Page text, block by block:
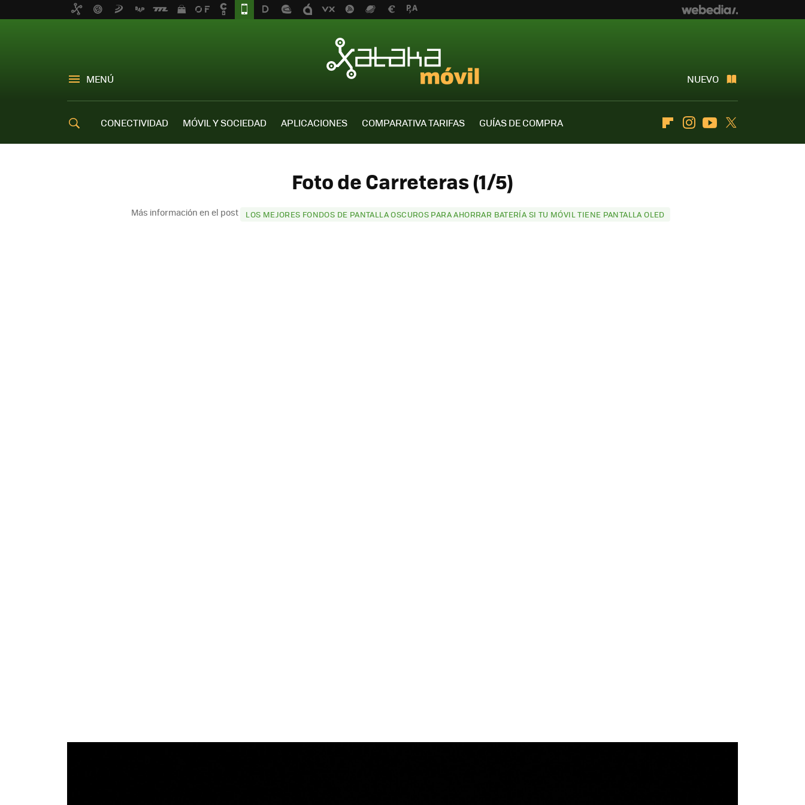
MENÚ NUEVO
CONECTIVIDAD MÓVIL Y SOCIEDAD APLICACIONES COMPARATIVA TARIFAS
GUÍAS DE COMPRA
FlipboardInstagramYoutube
Foto de Carreteras (1/5)
Más información en el post LOS MEJORES FONDOS DE PANTALLA OSCUROS PARA AHORRAR BATERÍA SI TU MÓVIL TIENE PANTALLA OLED